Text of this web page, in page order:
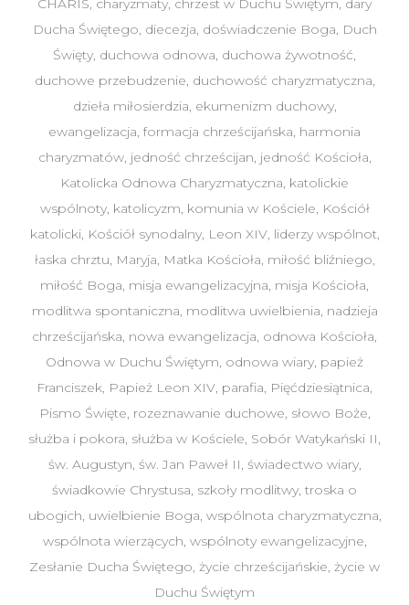
CHARIS, charyzmaty, chrzest w Duchu Świętym, dary
Ducha Świętego, diecezja, doświadczenie Boga, Duch
Święty, duchowa odnowa, duchowa żywotność,
duchowe przebudzenie, duchowość charyzmatyczna,
dzieła miłosierdzia, ekumenizm duchowy,
ewangelizacja, formacja chrześcijańska, harmonia
charyzmatów, jedność chrześcijan, jedność Kościoła,
Katolicka Odnowa Charyzmatyczna, katolickie
wspólnoty, katolicyzm, komunia w Kościele, Kościół
katolicki, Kościół synodalny, Leon XIV, liderzy wspólnot,
łaska chrztu, Maryja, Matka Kościoła, miłość bliźniego,
miłość Boga, misja ewangelizacyjna, misja Kościoła,
modlitwa spontaniczna, modlitwa uwielbienia, nadzieja
chrześcijańska, nowa ewangelizacja, odnowa Kościoła,
Odnowa w Duchu Świętym, odnowa wiary, papież
Franciszek, Papież Leon XIV, parafia, Pięćdziesiątnica,
Pismo Święte, rozeznawanie duchowe, słowo Boże,
służba i pokora, służba w Kościele, Sobór Watykański II,
św. Augustyn, św. Jan Paweł II, świadectwo wiary,
świadkowie Chrystusa, szkoły modlitwy, troska o
ubogich, uwielbienie Boga, wspólnota charyzmatyczna,
wspólnota wierzących, wspólnoty ewangelizacyjne,
Zesłanie Ducha Świętego, życie chrześcijańskie, życie w
Duchu Świętym